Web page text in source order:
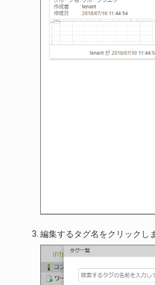
編集するタグ名をクリックし